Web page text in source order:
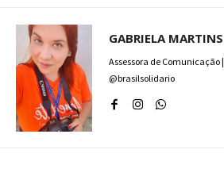
GABRIELA MARTINS
Assessora de Comunicação |
@brasilsolidario